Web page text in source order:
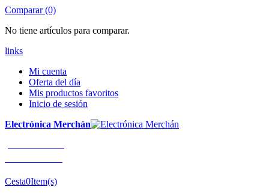
Comparar (0)
No tiene artículos para comparar.
links
Mi cuenta
Oferta del día
Mis productos favoritos
Inicio de sesión
Electrónica Merchán
Cesta0Item(s)